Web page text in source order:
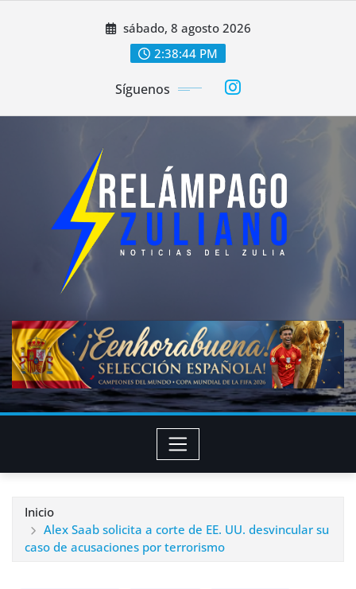
sábado, 8 agosto 2026
2:38:46 PM
Síguenos
Inicio
Alex Saab solicita a corte de EE. UU. desvincular su
caso de acusaciones por terrorismo